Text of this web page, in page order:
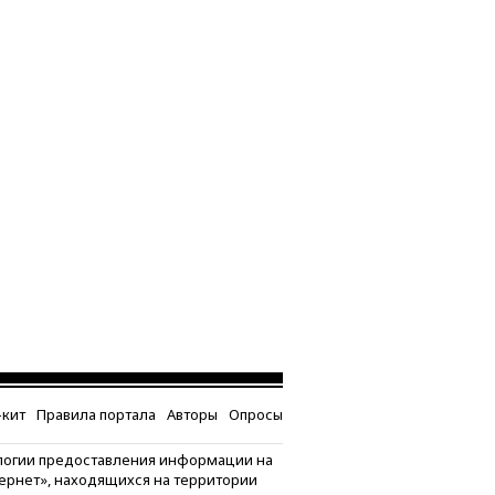
Правила портала Авторы Опросы
предоставления информации на
находящихся на территории